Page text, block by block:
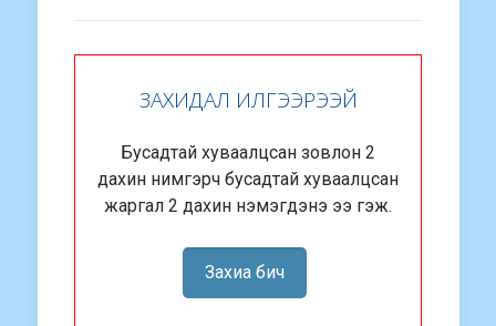
ЗАХИДАЛ ИЛГЭЭРЭЭЙ
Бусадтай хуваалцсан зовлон 2
дахин нимгэрч бусадтай хуваалцсан
жаргал 2 дахин нэмэгдэнэ ээ гэж.
Захиа бич